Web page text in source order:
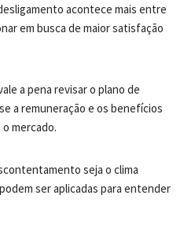
acontece mais entre
em busca de maior satisfação
a pena revisar o plano de
a remuneração e os benefícios
mercado.
seja o clima
ser aplicadas para entender